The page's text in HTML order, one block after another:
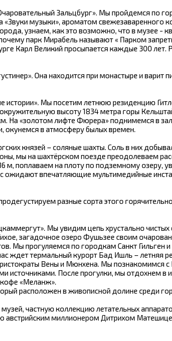
Зальцбург». Мы пройдемся по
музыки», ароматом свежезаваренного
узнаем, как это возможно, что в музее -
парк Мирабель называют « Парком
Карл Великий просыпается каждые 300 лет.
Она находится при монастыре и варит
истории». Мы посетим летнюю резиденцию
высоту 1834 метра горы
На «золотом лифте Фюрера» поднимемся в
окунемся в атмосферу былых времен.
князей – соляные шахты. Соль в них
мы на шахтёрском поезде преодолеваем
м, поплаваем на плоту по подземному озеру,
впечатляющие мультимедийные
разные сорта этого
Мы увидим цепь хрустально чистых
загадочное озеро Фушьзее своим
Мы прогуляемся по городкам Санкт Гильген и
ждет термальный курорт Бад Ишль – летняя
Вены и Мюнхена. Мы познакомимся с
источниками. После прогулки, мы отдохнем в
«Меланж».
расположен в живописной долине среди
частную коллекцию летательных
австрийским миллионером Дитрихом